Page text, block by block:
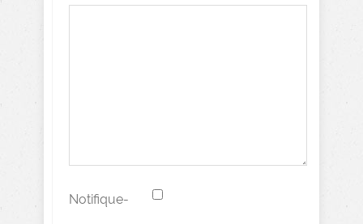
Notifique-